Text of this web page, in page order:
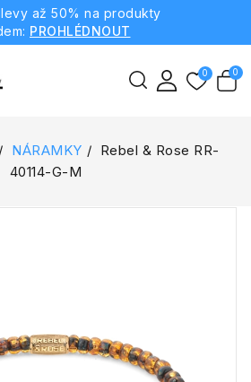
až 50% na produkty
PROHLÉDNOUT
NÁRAMKY
Rebel & Rose RR-
40114-G-M